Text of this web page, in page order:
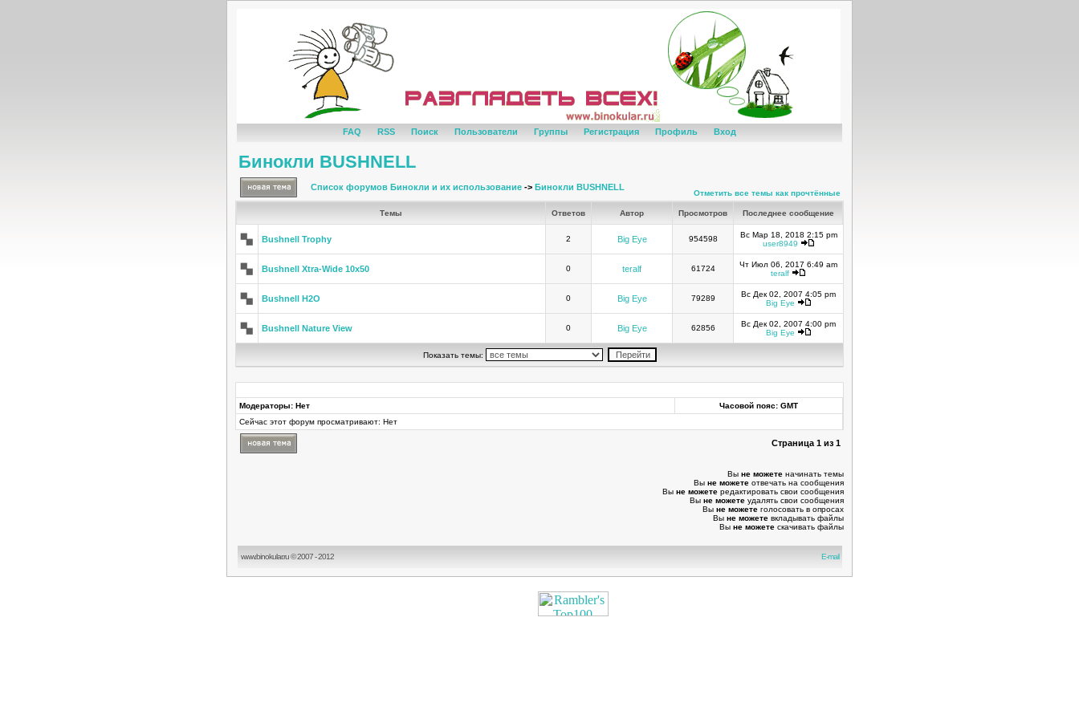
FAQ RSS Поиск Пользователи Группы Регистрация Профиль Вход
Бинокли BUSHNELL
Список форумов Бинокли и их использование -> Бинокли BUSHNELL
Отметить все темы как прочтённые
Темы Ответов Автор Просмотров Последнее сообщение
Bushnell Trophy 2 Big Eye 954598
Вс Мар 18, 2018 2:15 pm
user8949
Bushnell Xtra-Wide 10x50 0 teralf 61724
Чт Июл 06, 2017 6:49 am
teralf
Bushnell H2O 0 Big Eye 79289
Вс Дек 02, 2007 4:05 pm
Big Eye
Bushnell Nature View 0 Big Eye 62856
Вс Дек 02, 2007 4:00 pm
Big Eye
Показать темы:
Модераторы: Нет
Часовой пояс: GMT
Сейчас этот форум просматривают: Нет
Страница 1 из 1
Вы не можете начинать темы
Вы не можете отвечать на сообщения
Вы не можете редактировать свои сообщения
Вы не можете удалять свои сообщения
Вы не можете голосовать в опросах
Вы не можете вкладывать файлы
Вы не можете скачивать файлы
www.binokular.ru © 2007 - 2012 E-mail